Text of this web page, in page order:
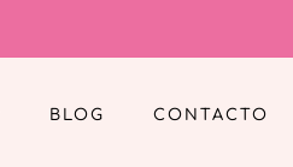
BLOG CONTACTO